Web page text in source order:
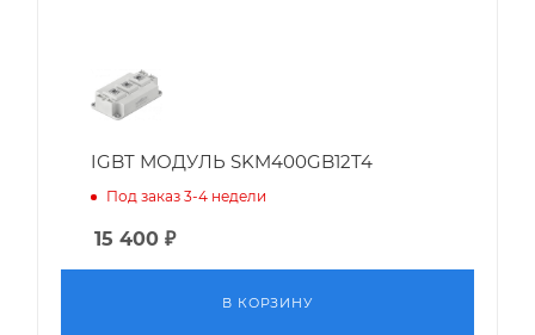
IGBT МОДУЛЬ SKM400GB12T4
Под заказ 3-4 недели
15 400 ₽
В КОРЗИНУ